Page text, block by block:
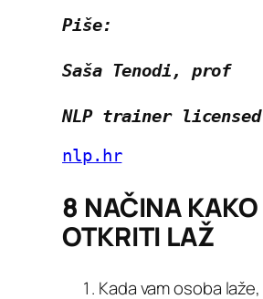
Piše:
Saša Tenodi, prof
NLP trainer
nlp.hr
8 NAČINA KAKO
OTKRITI LAŽ
Kada vam osoba